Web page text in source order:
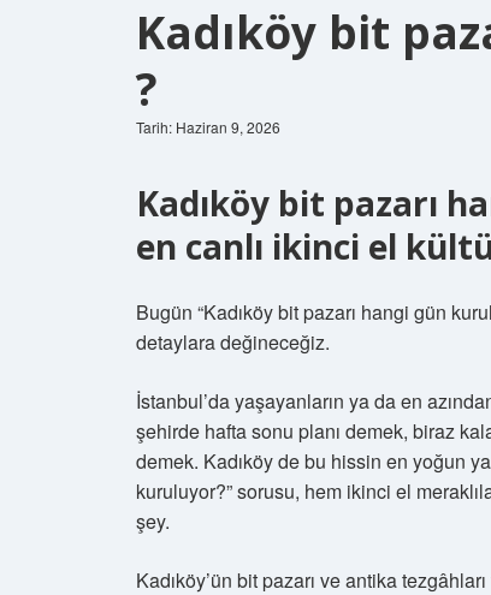
Kadıköy bit
?
Tarih: Haziran 9, 2026
Kadıköy bit pazarı
en canlı ikinci el
Bugün “Kadıköy bit pazarı hangi gün
detaylara değineceğiz.
İstanbul’da yaşayanların ya da en
şehirde hafta sonu planı demek, biraz
demek. Kadıköy de bu hissin en yoğun
kuruluyor?” sorusu, hem ikinci el
şey.
Kadıköy’ün bit pazarı ve antika